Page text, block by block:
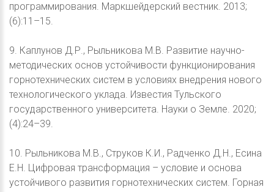
программирования. Маркшейдерский вестник. 2013;
(6):11–15.
9. Каплунов Д.Р., Рыльникова М.В. Развитие научно-
методических основ устойчивости функционирования
горнотехнических систем в условиях внедрения нового
технологического уклада. Известия Тульского
государственного университета. Науки о Земле. 2020;
(4):24–39.
10. Рыльникова М.В., Струков К.И., Радченко Д.Н., Есина
Е.Н. Цифровая трансформация – условие и основа
устойчивого развития горнотехнических систем. Горная